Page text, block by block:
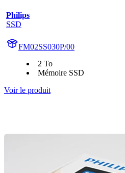
Philips
SSD
FM02SS030P/00
2 To
Mémoire SSD
Voir le produit